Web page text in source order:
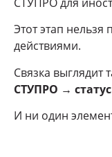
Этот этап нельзя
действиями.
Связка выглядит
СТУПРО →
И ни один